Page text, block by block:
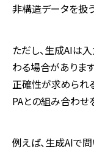
非構造データを扱
ただし、生成AIは
わる場合がありま
正確性が求められ
PAとの組み合わせ
例えば、生成AIで